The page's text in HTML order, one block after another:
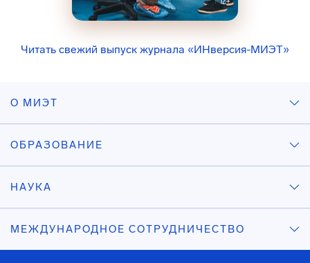
Читать свежий выпуск журнала «ИНверсия-МИЭТ»
О МИЭТ
ОБРАЗОВАНИЕ
НАУКА
МЕЖДУНАРОДНОЕ СОТРУДНИЧЕСТВО